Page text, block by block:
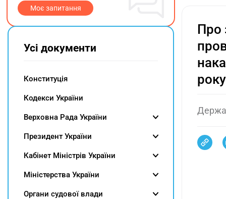
Про
Моє запитання
Усі документи
Конституція
Кодекси України
Верховна Рада України
Президент України
Кабінет Міністрів України
Міністерства України
Органи судової влади